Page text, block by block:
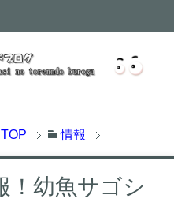
TOP 情報
！幼魚サゴシ